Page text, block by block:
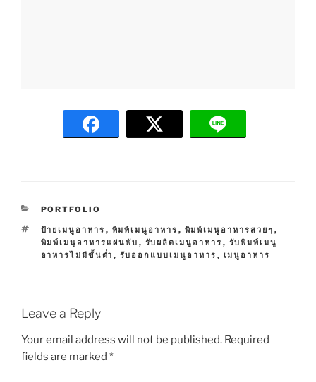
C
T
E
G
E
PORTFOLIO
T
A
G
ป้ายเมนูอาหาร , พิมพ์เมนูอาหาร , พิมพ์เมนูอาหารสวยๆ ,
พิมพ์เมนูอาหารแผ่นพับ , รับผลิตเมนูอาหาร , รับพิมพ์เมนู
อาหารไม่มีขั้นต่ำ , รับออกแบบเมนูอาหาร , เมนูอาหาร
Leave a Reply
Your email address will not be published. Required
fields are marked *